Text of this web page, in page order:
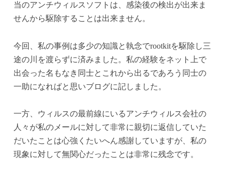
当のアンチウィルスソフトは、感染後の検出が出来ま
せんから駆除することは出来ません。
今回、私の事例は多少の知識と執念でrootkitを駆除し三
途の川を渡らずに済みました。私の経験をネット上で
出会った名もなき同士とこれから出るであろう同士の
一助になればと思いブログに記しました。
一方、ウィルスの最前線にいるアンチウィルス会社の
人々が私のメールに対して非常に親切に返信していた
だいたことは心強くたいへん感謝していますが、私の
現象に対して無関心だったことは非常に残念です。